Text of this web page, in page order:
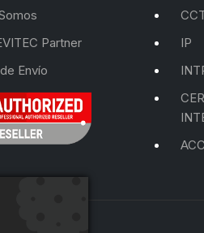
Partner
Envío
IP